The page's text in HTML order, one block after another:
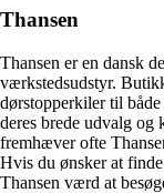
Thansen
Thansen er en dansk
værkstedsudstyr.
dørstopperkiler til
deres brede udvalg og
fremhæver ofte
Hvis du ønsker at
Thansen værd at